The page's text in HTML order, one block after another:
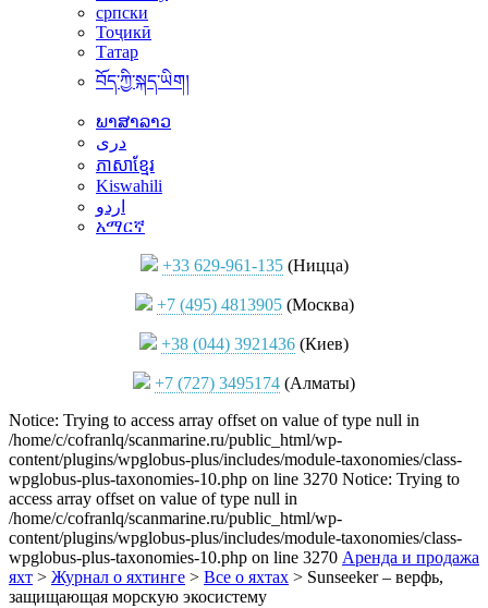
српски
Тоҷикӣ
Татар
བོད་ཀྱི་སྐད་ཡིག།
ພາສາລາວ
دری
ភាសាខ្មែរ
Kiswahili
اردو
አማርኛ
+33 629-961-135(Ницца)
+7 (495) 4813905(Москва)
+38 (044) 3921436 (Киев)
+7 (727) 3495174 (Алматы)
Notice: Trying to access array offset on value of type null in
/home/c/cofranlq/scanmarine.ru/public_html/wp-
content/plugins/wpglobus-plus/includes/module-taxonomies/class-
wpglobus-plus-taxonomies-10.php on line 3270 Notice: Trying to
access array offset on value of type null in
/home/c/cofranlq/scanmarine.ru/public_html/wp-
content/plugins/wpglobus-plus/includes/module-taxonomies/class-
wpglobus-plus-taxonomies-10.php on line 3270 Аренда и продажа
яхт > Журнал о яхтинге > Все о яхтах > Sunseeker – верфь,
защищающая морскую экосистему